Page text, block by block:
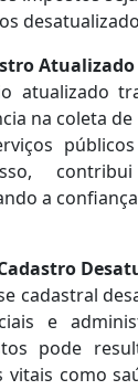
Atualizado
atualizado
na coleta
a
cadastral
e
pode
como